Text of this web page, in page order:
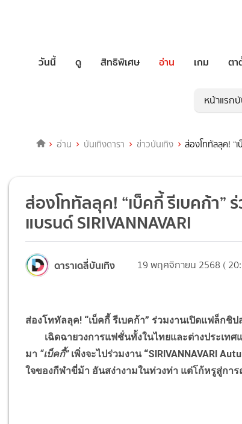
วันนี้ ดู สิทธิพิเศษ อ่าน เกม ตา
หน้าแรก
อ่าน บันเทิงดารา ข่าวบันเทิง ส่องโททัลลุค! “
ส่องโททัลลุค! “เบ็คกี้ รีเบคก้า”
แบรนด์ SIRIVANNAVARI
ดาราเดลี่บันเทิง 19 พฤศจิกายน 2568 (
ส่องโททัลลุค! “เบ็คกี้ รีเบคก้า” ร่วมงานเปิดแฟล็กชิป
เฉิดฉายวงการแฟชั่นทั้งในไทยและต่างประเทศ
มา “เบ็คกี้”เพิ่งจะไปร่วมงาน “SIRIVANNAVARI
ใจของกีฬาขี่ม้า อันสง่างามในท่วงท่า แต่โก้หรูสู่กา